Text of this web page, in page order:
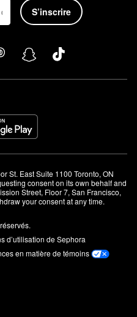
S’inscrire
St. East Suite 1100 Toronto, ON
consent on its own behalf and
Street, Floor 7, San Francisco,
your consent at any time.
d’utilisation de Sephora
en matière de témoins